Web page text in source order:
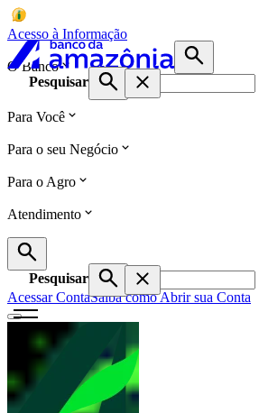
Acesso à Informação
O Banco
Pesquisar
Para Você
Para o seu Negócio
Para o Agro
Atendimento
Pesquisar
Acessar ContaSaiba como Abrir sua Conta